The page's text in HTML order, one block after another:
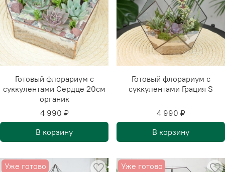
Готовый флорариум с
суккулентами Сердце 20см
органик
4 990 ₽
В корзину
Готовый флорариум с
суккулентами Грация S
4 990 ₽
В корзину
Уже готово Уже готово